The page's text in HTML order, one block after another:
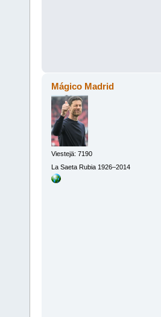
Mágico Madrid
Viestejä: 7190
La Saeta Rubia 1926–2014